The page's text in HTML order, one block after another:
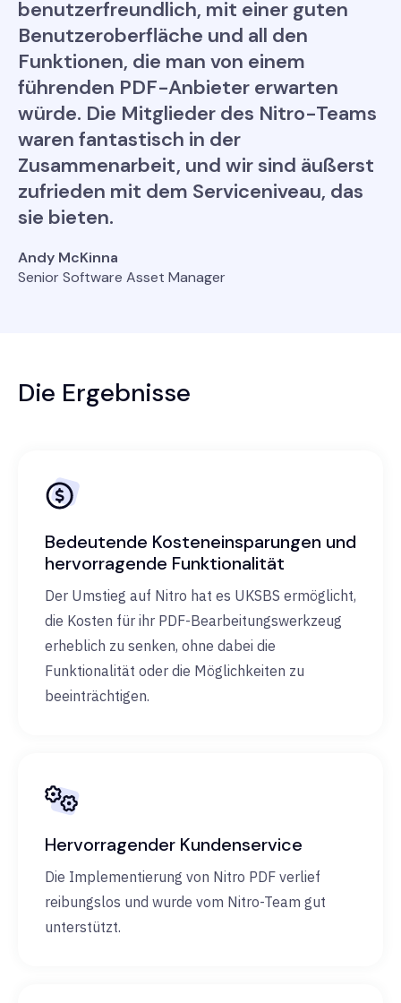
benutzerfreundlich, mit einer guten
Benutzeroberfläche und all den
Funktionen, die man von einem
führenden PDF-Anbieter erwarten
würde. Die Mitglieder des Nitro-Teams
waren fantastisch in der
Zusammenarbeit, und wir sind äußerst
zufrieden mit dem Serviceniveau, das
sie bieten.
Andy McKinna
Senior Software Asset Manager
Die Ergebnisse
Bedeutende Kosteneinsparungen und
hervorragende Funktionalität
Der Umstieg auf Nitro hat es UKSBS ermöglicht,
die Kosten für ihr PDF-Bearbeitungswerkzeug
erheblich zu senken, ohne dabei die
Funktionalität oder die Möglichkeiten zu
beeinträchtigen.
Hervorragender Kundenservice
Die Implementierung von Nitro PDF verlief
reibungslos und wurde vom Nitro-Team gut
unterstützt.